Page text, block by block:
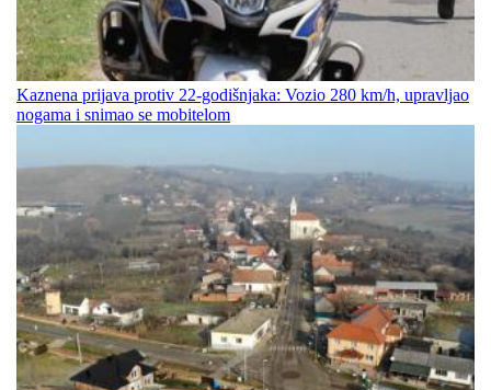
Kaznena prijava protiv 22-godišnjaka: Vozio 280 km/h, upravljao
nogama i snimao se mobitelom